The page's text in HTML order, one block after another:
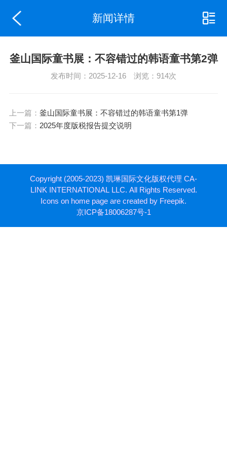
新闻详情
釜山国际童书展：不容错过的韩语童书第2弹
发布时间：2025-12-16 浏览：914次
上一篇： 釜山国际童书展：不容错过的韩语童书第1弹
下一篇： 2025年度版税报告提交说明
Copyright (2005-2023) 凯琳国际文化版权代理 CA-
LINK INTERNATIONAL LLC. All Rights Reserved.
Icons on home page are created by Freepik.
京ICP备18006287号-1